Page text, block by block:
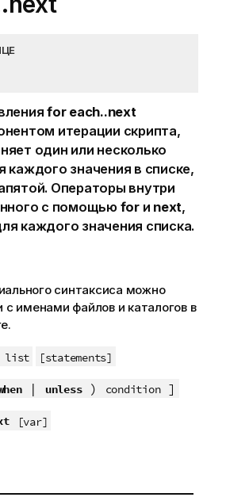
for each..next
итерации скрипта,
один или несколько
каждого значения в списке,
Операторы внутри
с помощью forи next,
каждого значения списка.
синтаксиса можно
с именами файлов и каталогов в
list [statements]
| unless) condition]
[var]